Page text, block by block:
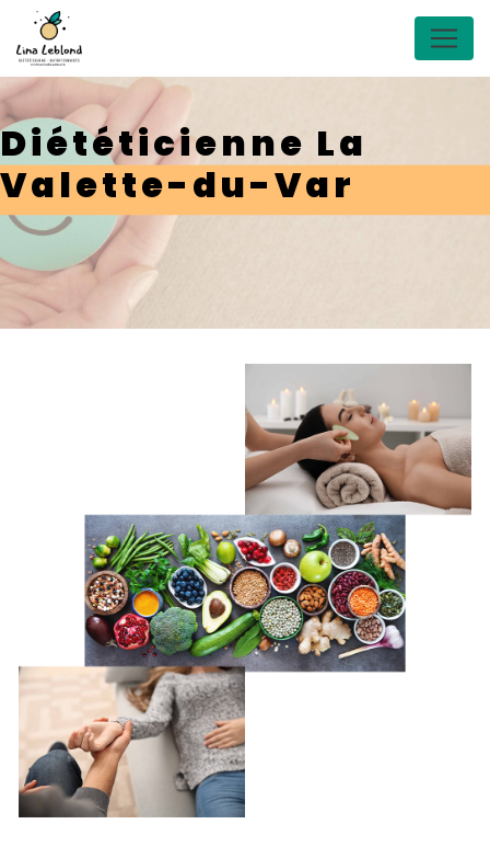
Panneau de gestion des cookies
Diététicienne La
Valette-du-Var